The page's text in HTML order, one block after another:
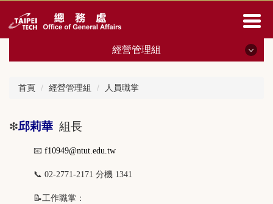
到
內
經營管理組
首頁 經營管理組 人員職掌
❇邱莉華 組長
📧 f10949@ntut.edu.tw
📞 02-2771-2171 分機 1341
📝工作職掌：